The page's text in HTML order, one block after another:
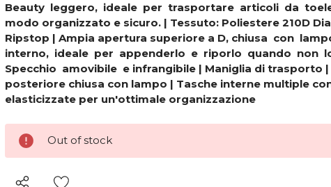
Beauty leggero, ideale per trasportare articoli da
modo organizzato e sicuro. | Tessuto: Poliestere 210D
Ripstop | Ampia apertura superiore a D, chiusa con
interno, ideale per appenderlo e riporlo quando non
Specchio amovibile e infrangibile | Maniglia di trasporto |
posteriore chiusa con lampo | Tasche interne multiple
elasticizzate per un'ottimale organizzazione
Out of stock